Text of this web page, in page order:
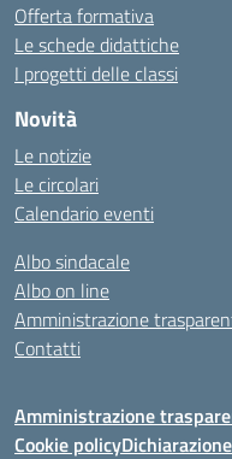
Offerta formativa
Le schede didattiche
I progetti delle classi
Novità
Le notizie
Le circolari
Calendario eventi
Albo sindacale
Albo on line
Amministrazione
Contatti
Amministrazione
Cookie policy